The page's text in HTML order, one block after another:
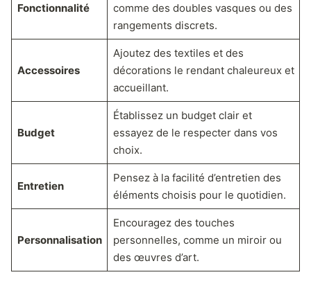
Fonctionnalité
comme des doubles vasques ou des
rangements discrets.
Accessoires
Ajoutez des textiles et des
décorations le rendant chaleureux et
accueillant.
Budget
Établissez un budget clair et
essayez de le respecter dans vos
choix.
Entretien
Pensez à la facilité d’entretien des
éléments choisis pour le quotidien.
Personnalisation
Encouragez des touches
personnelles, comme un miroir ou
des œuvres d’art.